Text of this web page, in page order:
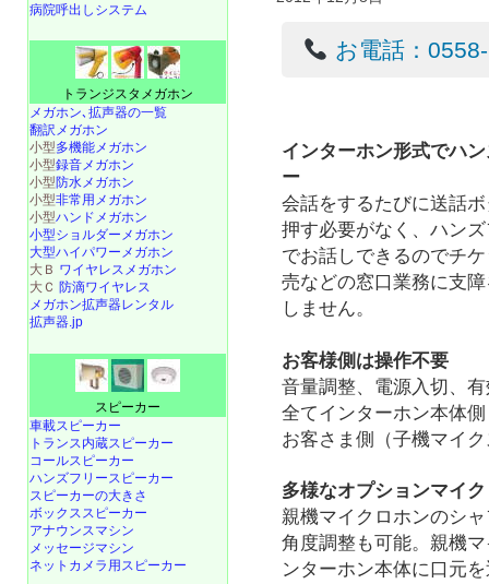
お電話：
インターホン形式でハ
ー
会話をするたびに送話
押す必要がなく、ハン
でお話しできるのでチ
売などの窓口業務に支
しません。
お客様側は操作不要
音量調整、電源入切、
全てインターホン本体
お客さま側（子機マイ
多様なオプションマイク
親機マイクロホンのシ
角度調整も可能。親機
ンターホン本体に口元
病院呼出しシステム
トランジスタメガホン
メガホン､拡声器の一覧
翻訳メガホン
小型多機能メガホン
小型録音メガホン
小型防水メガホン
小型非常用メガホン
小型ハンドメガホン
小型ショルダーメガホン
大型ハイパワーメガホン
大Ｂ ワイヤレスメガホン
大Ｃ 防滴ワイヤレス
メガホン拡声器レンタル
拡声器.jp
スピーカー
車載スピーカー
トランス内蔵スピーカー
コールスピーカー
ハンズフリースピーカー
スピーカーの大きさ
ボックススピーカー
アナウンスマシン
メッセージマシン
ネットカメラ用スピーカー